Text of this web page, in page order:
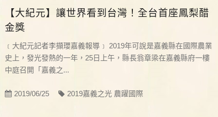
【大紀元】讓世界看到台灣！全台首座鳳梨醋
金獎
﹝大紀元記者李擷瓔嘉義報導﹞ 2019年可說是嘉義縣在國際農業
史上，發光發熱的一年，25日上午，縣長翁章梁在嘉義縣府一樓
中庭召開「嘉義之...
2019/06/25 2019嘉義之光 農躍國際